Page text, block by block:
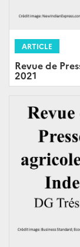
ARTICLE
Revue de
2021